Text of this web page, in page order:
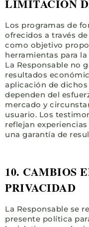
LIMITACIÓN
Los programas de
ofrecidos a través
como objetivo
herramientas para
La Responsable no
resultados
aplicación de
dependen del
mercado y
usuario. Los
reflejan
una garantía de
10. CAMBIOS
PRIVACIDAD
La Responsable se
presente política